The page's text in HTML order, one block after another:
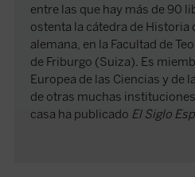
entre las que hay más de 90
ostenta la cátedra de Historia
alemana, en la Facultad de
de Friburgo (Suiza). Es
Europea de las Ciencias y de
de otras muchas
casa ha publicado El Siglo